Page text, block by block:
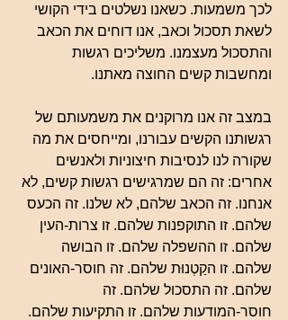
לכך משמעות. כשאנו נשלטים בידי הקושי
לשאת תסכול וכאב, אנו דוחים את הכאב
והתסכול מעצמנו. משליכים רגשות
ומחשבות קשים החוצה מאתנו.
במצב זה אנו מרוקנים את משמעותם של
רגשותנו הקשים עבורנו, ומייחסים את מה
שקורה לנו לנסיבות חיצוניות ולאנשים
אחרים: זה הם שמרגישים רגשות קשים, לא
אנחנו. זה הכאב שלהם, לא שלנו. זה הכעס
שלהם. זו התוקפנות שלהם. זו צרות-העין
שלהם. זו ההשפלה שלהם. זו הבושה
שלהם. זו הקַטְנוּת שלהם. זה חוסר-האונים
שלהם. זה התסכול שלהם. זה
חוסר-המודעות שלהם. זו התקיעות שלהם.